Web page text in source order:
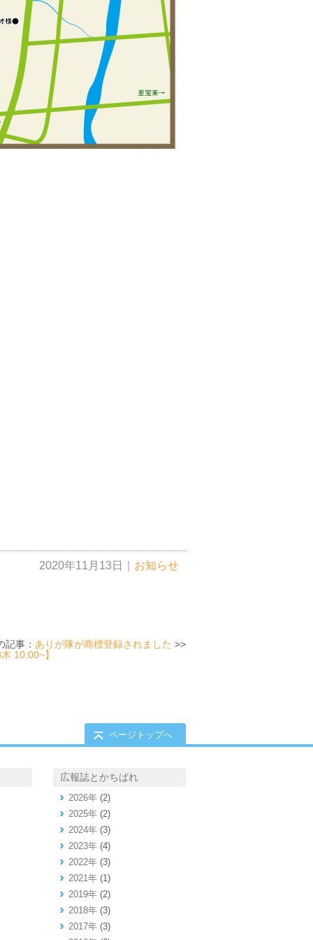
2020年11月13日 お知らせ
記事： ありが隊が商標登録されました >>
10:00~】
ページトップへ
広報誌とかちばれ
2026年 (2)
2025年 (2)
2024年 (3)
2023年 (4)
2022年 (3)
2021年 (1)
2019年 (2)
2018年 (3)
2017年 (3)